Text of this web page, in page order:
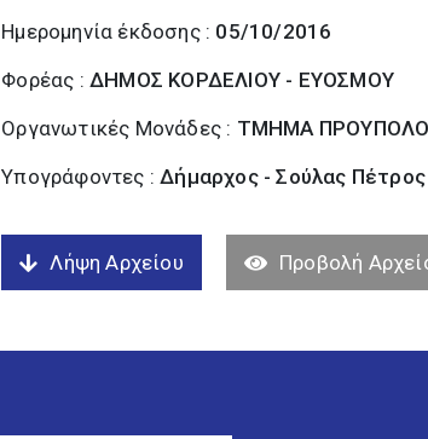
Ημερομηνία έκδοσης : 05/10/2016
Φορέας :ΔΗΜΟΣ ΚΟΡΔΕΛΙΟΥ - ΕΥΟΣΜΟΥ
Οργανωτικές Μονάδες : ΤΜΗΜΑ
Υπογράφοντες :Δήμαρχος - Σούλας Πέτρος
Λήψη Αρχείου Προβολή